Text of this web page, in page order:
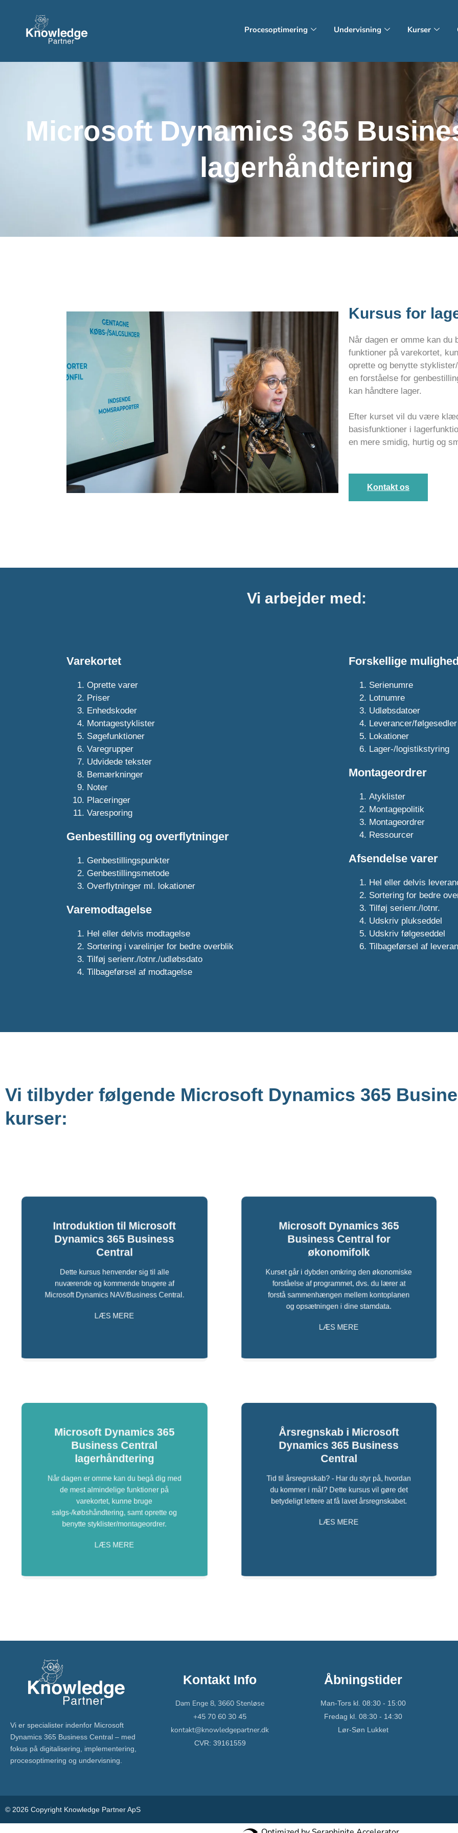
Procesoptimering Undervisning Kurser
Microsoft Dynamics 365
lagerhåndtering
Kursus for
Når dagen er omme kan du
funktioner på varekortet,
oprette og benytte
en forståelse for
kan håndtere lager.
Efter kurset vil du være
basisfunktioner i
en mere smidig, hurtig og
Kontakt os
Vi arbejder med:
Varekortet
Oprette varer
Priser
Enhedskoder
Montagestyklister
Søgefunktioner
Varegrupper
Udvidede tekster
Bemærkninger
Noter
Placeringer
Varesporing
Genbestilling og overflytninger
Genbestillingspunkter
Genbestillingsmetode
Overflytninger ml. lokationer
Varemodtagelse
Hel eller delvis modtagelse
Sortering i varelinjer for bedre overblik
Tilføj serienr./lotnr./udløbsdato
Tilbageførsel af modtagelse
Forskellige
Serienumre
Lotnumre
Udløbsdatoer
Leverancer/følgesedler
Lokationer
Lager-/logistikstyring
Montageordrer
Atyklister
Montagepolitik
Montageordrer
Ressourcer
Afsendelse varer
Hel eller delvis
Sortering for bedre
Tilføj serienr./lotnr.
Udskriv plukseddel
Udskriv følgeseddel
Tilbageførsel af
Vi tilbyder følgende Microsoft Dynamics 365
kurser:
Introduktion til Microsoft
Dynamics 365 Business
Central
Dette kursus henvender sig til alle
nuværende og kommende brugere af
Microsoft Dynamics NAV/Business Central.
LÆS MERE
Microsoft Dynamics 365
Business Central for
økonomifolk
Kurset går i dybden omkring den økonomiske
forståelse af programmet, dvs. du lærer at
forstå sammenhængen mellem kontoplanen
og opsætningen i dine stamdata.
Microsoft Dynamics 365
Business Central
lagerhåndtering
Når dagen er omme kan du begå dig med
de mest almindelige funktioner på
varekortet, kunne bruge
salgs-/købshåndtering, samt oprette og
benytte styklister/montageordrer.
Årsregnskab i Microsoft
Dynamics 365 Business
Central
Tid til årsregnskab? - Har du styr på, hvordan
du kommer i mål? Dette kursus vil gøre det
betydeligt lettere at få lavet årsregnskabet.
LÆS MERE
Vi er specialister indenfor Microsoft
Dynamics 365 Business Central – med
fokus på digitalisering, implementering,
procesoptimering og undervisning.
Kontakt Info
Dam Enge 8, 3660 Stenløse
+45 70 60 30 45
kontakt@knowledgepartner.dk
CVR: 39161559
Åbningstider
Man-Tors kl. 08:30 - 15:00
Fredag kl. 08:30 - 14:30
Lør-Søn Lukket
© 2026 Copyright Knowledge Partner ApS